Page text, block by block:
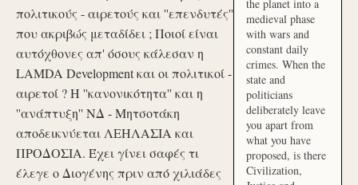
πολιτικούς - αιρετούς και ''επενδυτές''
που ακριβώς μεταδίδει ; Ποιοί είναι
αυτόχθονες απ' όσους κάλεσαν η
LAMDA Development και οι πολιτικοί -
αιρετοί ? Η ''κανονικότητα'' και η
''ανάπτυξη'' ΝΔ - Μητσοτάκη
αποδεικνύεται ΛΕΗΛΑΣΙΑ και
ΠΡΟΔΟΣΙΑ. Έχει γίνει σαφές τι
έλεγε ο Διογένης πριν από χιλιάδες
the planet into a
medieval phase
with wars and
constant daily
crimes. When the
state and
politicians
deliberately leave
you apart from
what you have
proposed, is there
Civilization,